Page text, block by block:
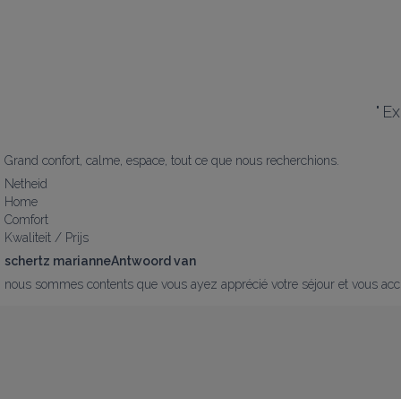
"
Grand confort, calme, espace, tout ce que nous recherchions.
Netheid
Home
Comfort
Kwaliteit / Prijs
schertz marianneAntwoord van
nous sommes contents que vous ayez apprécié votre séjour et vous